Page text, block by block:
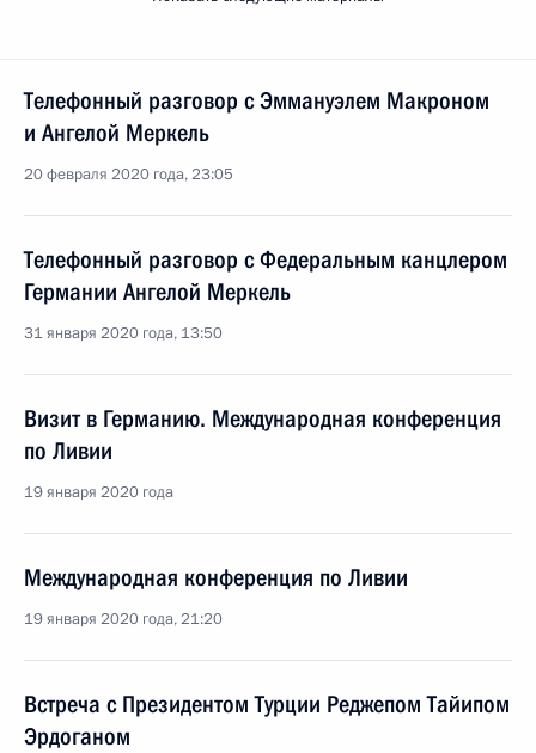
Телефонный разговор с Эммануэлем Макроном
и Ангелой Меркель
20 февраля 2020 года, 23:05
Телефонный разговор с Федеральным канцлером
Германии Ангелой Меркель
31 января 2020 года, 13:50
Визит в Германию. Международная конференция
по Ливии
19 января 2020 года
Международная конференция по Ливии
19 января 2020 года, 21:20
Встреча с Президентом Турции Реджепом Тайипом
Эрдоганом